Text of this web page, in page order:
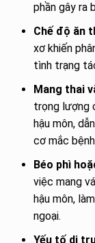
phần gây ra
Chế độ ăn
xơ khiến
tình trạng
Mang thai
trọng lượng
hậu môn,
cơ mắc
Béo phì
việc mang
hậu môn,
ngoại.
Yếu tố di